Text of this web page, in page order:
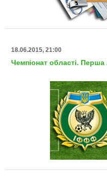
18.06.2015, 21:00
Чемпіонат області. Перша